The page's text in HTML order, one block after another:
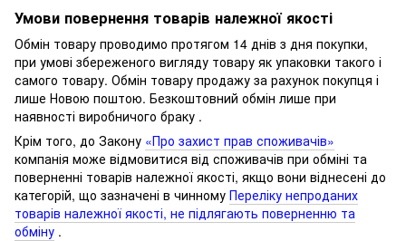
Умови повернення товарів належної якості
Обмін товару проводимо протягом 14 днів з дня покупки,
при умові збереженого вигляду товару як упаковки такого і
самого товару. Обмін товару продажу за рахунок покупця і
лише Новою поштою. Безкоштовний обмін лише при
наявності виробничого браку .
Крім того, до Закону «Про захист прав споживачів»
компанія може відмовитися від споживачів при обміні та
поверненні товарів належної якості, якщо вони віднесені до
категорій, що зазначені в чинному Переліку непроданих
товарів належної якості, не підлягають поверненню та
обміну .